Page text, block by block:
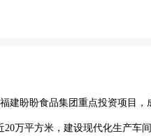
建盼盼食品集团重点投资项目
20万平方米，建设现代化生产车